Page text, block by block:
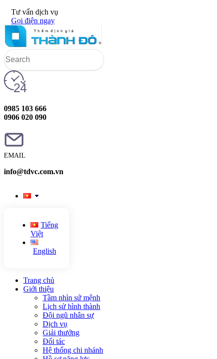
Tư vấn dịch vụ
Gọi điện ngay
0985 103 666
0906 020 090
EMAIL
info@tdvc.com.vn
Tiếng
Việt
English
Trang chủ
Giới thiệu
Tầm nhìn sứ mệnh
Lịch sử hình thành
Đội ngũ nhân sự
Dịch vụ
Giải thưởng
Đối tác
Hệ thống chi nhánh